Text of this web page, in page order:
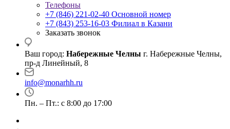
Телефоны
+7 (846) 221-02-40 Основной номер
+7 (843) 253-16-03 Филиал в Казани
Заказать звонок
Ваш город: Набережные Челны г. Набережные Челны,
пр-д Линейный, 8
info@monarhh.ru
Пн. – Пт.: с 8:00 до 17:00